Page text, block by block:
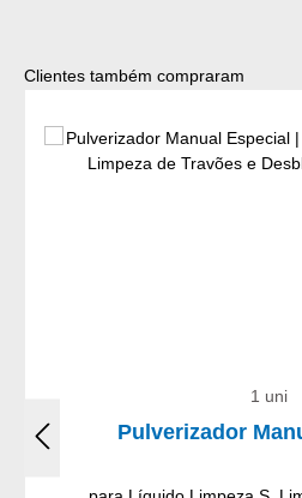
Ignorar a galeria de produtos
Clientes também compraram
1 uni
Pulverizador